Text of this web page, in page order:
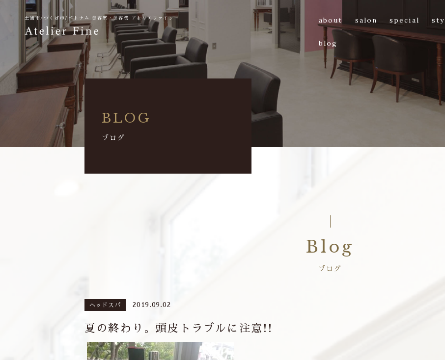
土浦市/つくば市/ベトナム美容室・美容院 アトリエファイン about salon special
blog
BLOG
ブログ
Blog
ブログ
ヘッドスパ 2019.09.02
夏の終わり。頭皮トラブルに注意!!